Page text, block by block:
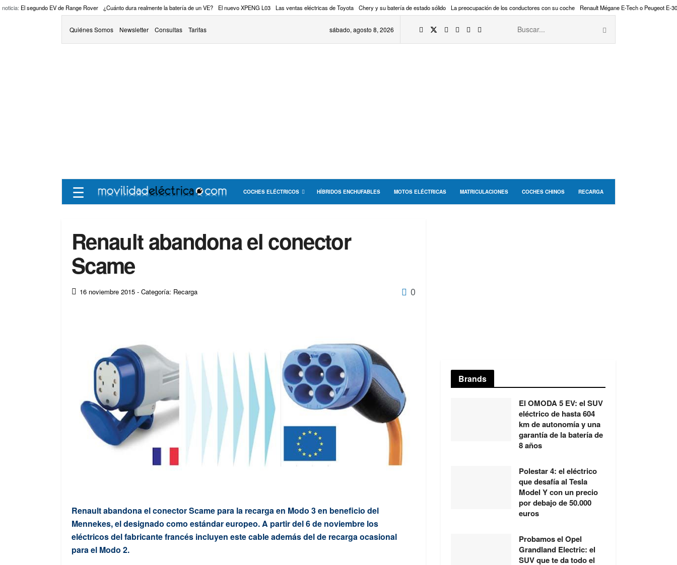
noticia: El segundo EV de Range Rover ¿Cuánto dura realmente la batería de un VE? El nuevo XPENG L03 Las ventas eléctricas de Toyota Chery y su batería de estado sólido La preocupación de los conductores con su coche Renault Mégane E-Tech o Peugeot E-
Quiénes Somos Newsletter Consultas Tarifas sábado, agosto 8, 2026
☰ COCHES ELÉCTRICOS HÍBRIDOS ENCHUFABLES MOTOS ELÉCTRICAS MATRICULACIONES COCHES CHINOS RECARGA
Renault abandona el conector
Scame
16 noviembre 2015 - Categoría: Recarga 0
Renault abandona el conector Scame para la recarga en Modo 3 en beneficio del
Mennekes, el designado como estándar europeo. A partir del 6 de noviembre los
eléctricos del fabricante francés incluyen este cable además del de recarga ocasional
para el Modo 2.
Brands
El OMODA 5 EV: el SUV
eléctrico de hasta 604
km de autonomía y una
garantía de la batería de
8 años
Polestar 4: el eléctrico
que desafía al Tesla
Model Y con un precio
por debajo de 50.000
euros
Probamos el Opel
Grandland Electric: el
SUV que te da todo el